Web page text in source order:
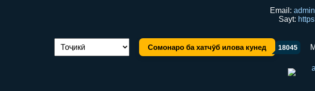
Email:
Sayt:
Иваз кардани забон: Сомонаро ба хатчӯб илова кунед 18045